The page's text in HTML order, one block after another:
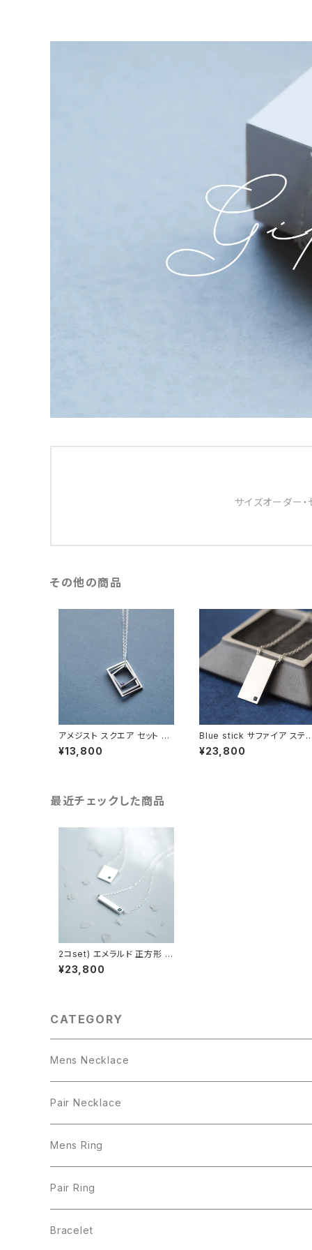
サイズオーダー
その他の商品
アメジスト スクエア セット ネ
ックレス シルバー925 メンズ
ユニセックス
¥13,800
Blue stick サファイア スティ
ック メンズ ネックレス シルバ
ー925
¥23,800
最近チェックした商品
2コset) エメラルド 正方形 +
長方形 ペア ネックレス シル
バー925
¥23,800
CATEGORY
Mens Necklace
Pair Necklace
Mens Ring
Pair Ring
Bracelet